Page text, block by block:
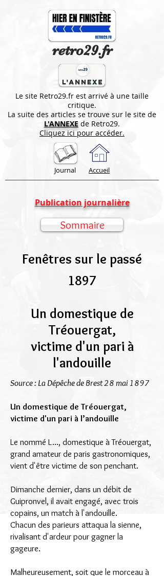
retro29.fr
Le site Retro29.fr est arrivé à une taille
critique.
La suite des articles se trouve sur le site de
L'ANNEXE de Retro29.
Cliquez ici pour accéder.
Journal Accueil
Publication journalière
Fenêtres sur le passé
1897
Un domestique de
Tréouergat,
victime d'un pari à
l'andouille
Sommaire
Source : La Dépêche de Brest 28 mai 1897
Un domestique de Tréouergat,
victime d'un pari à l’andouille
Le nommé L..., domestique à Tréouergat,
grand amateur de paris gastronomiques,
vient d'être victime de son penchant.
Dimanche dernier, dans un débit de
Guipronvel, il avait engagé, avec trois
copains, un match à l'andouille.
Chacun des parieurs attaqua la sienne,
rivalisant d'ardeur pour gagner la
gageure.
Malheureusement, soit que le morceau à